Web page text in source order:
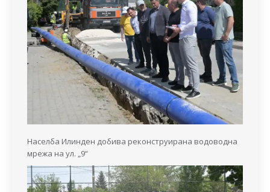
Населба Илинден добива реконструирана водоводна
мрежа на ул. „9“